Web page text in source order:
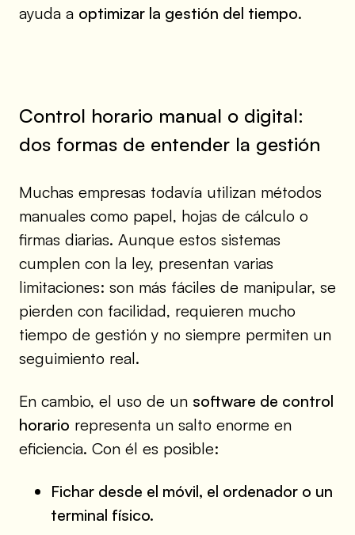
ayuda a optimizar la gestión del tiempo.
Control horario manual o digital:
dos formas de entender la gestión
Muchas empresas todavía utilizan métodos
manuales como papel, hojas de cálculo o
firmas diarias. Aunque estos sistemas
cumplen con la ley, presentan varias
limitaciones: son más fáciles de manipular, se
pierden con facilidad, requieren mucho
tiempo de gestión y no siempre permiten un
seguimiento real.
En cambio, el uso de un software de control
horario representa un salto enorme en
eficiencia. Con él es posible:
Fichar desde el móvil, el ordenador o un
terminal físico.